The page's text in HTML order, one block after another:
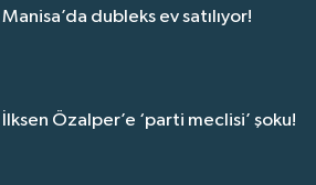
Manisa’da dubleks ev satılıyor!
İlksen Özalper’e ‘parti meclisi’ şoku!